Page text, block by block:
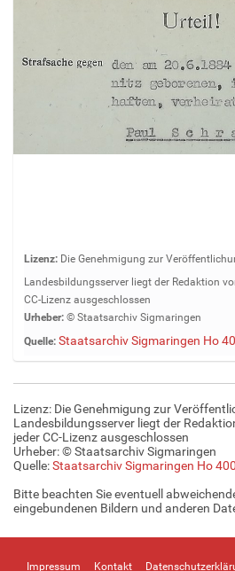
Z
e
i
g
B
i
l
n
v
o
l
l
G
Lizenz: Die Genehmigung zur
Landesbildungsserver liegt der Redaktion
CC-Lizenz ausgeschlossen
Urheber: © Staatsarchiv Sigmaringen
Quelle: Staatsarchiv Sigmaringen Ho
Lizenz: Die Genehmigung zur
Landesbildungsserver liegt der
jeder CC-Lizenz ausgeschlossen
Urheber: © Staatsarchiv Sigmaringen
Quelle:Staatsarchiv Sigmaringen Ho
Bitte beachten Sie eventuell
eingebundenen Bildern und anderen
Impressum Kontakt